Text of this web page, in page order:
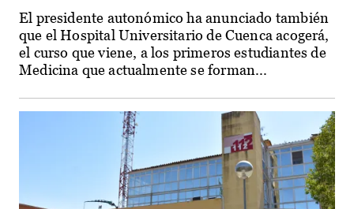
El presidente autonómico ha anunciado también
que el Hospital Universitario de Cuenca acogerá,
el curso que viene, a los primeros estudiantes de
Medicina que actualmente se forman...